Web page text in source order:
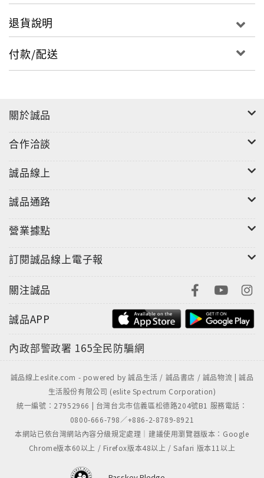
退貨說明
付款/配送
關於誠品
合作洽談
誠品線上
誠品通路
營業據點
訂閱誠品線上電子報
關注誠品
誠品APP
內政部警政署 165全民防騙網
誠品線上eslite.com - powered by 誠品生活 / 誠品書店 / 誠品物流 | 誠品
生活股份有限公司 (eslite Spectrum Corporation)
統一編號：27952966 | 台灣台北市信義區松德路204號B1 服務電話：
0800-666-798／+886-2-8789-8921
本網站已依台灣網站內容分級規定處理｜建議使用瀏覽器版本：Google
Chrome版本60以上 / Firefox版本48以上 / Safari 版本11以上